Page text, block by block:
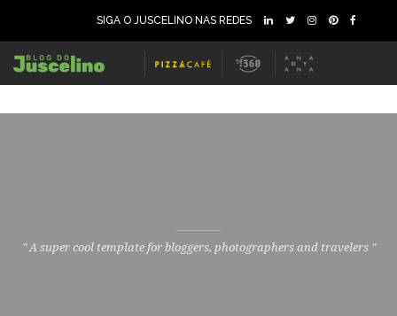
SIGA O JUSCELINO NAS REDES
" A super cool template for bloggers, photographers and travelers "